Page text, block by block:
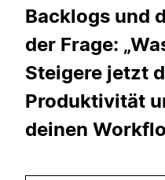
Backlogs und
der Frage:
Steigere jetzt
Produktivität
deinen